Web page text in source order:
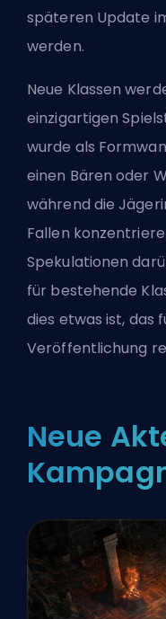
späteren Update
werden.
Neue Klassen
einzigartigen
wurde als
einen Bären oder
während die
Fallen
Spekulationen
für bestehende
dies etwas ist, das
Veröffentlichung
Neue